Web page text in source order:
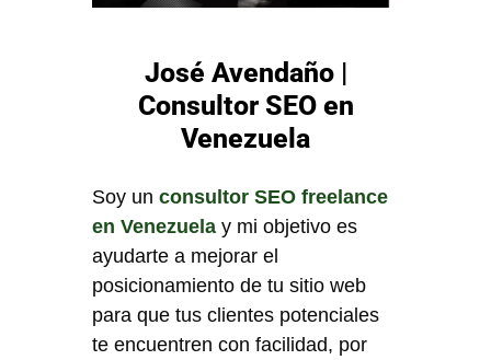
José Avendaño |
Consultor SEO en
Venezuela
Soy un consultor SEO freelance
en Venezuela y mi objetivo es
ayudarte a mejorar el
posicionamiento de tu sitio web
para que tus clientes potenciales
te encuentren con facilidad, por